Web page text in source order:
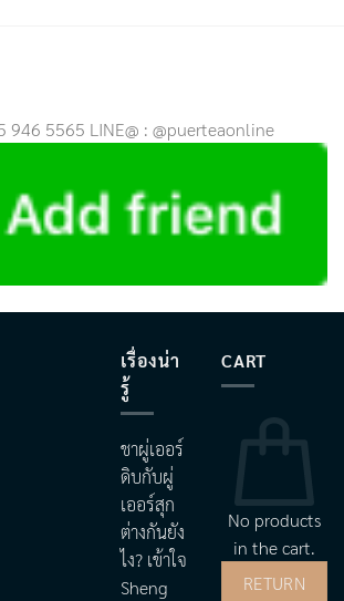
5565 LINE@ : @puerteaonline
เรื่องน่า
รู้
ชาผู่เออร์
ดิบกับผู่
เออร์สุก
ต่างกันยัง
ไง? เข้าใจ
Sheng
CART
No products
in the cart.
RETURN